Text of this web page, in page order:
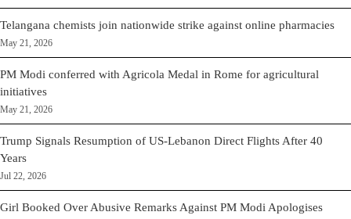
Telangana chemists join nationwide strike against online pharmacies
May 21, 2026
PM Modi conferred with Agricola Medal in Rome for agricultural
initiatives
May 21, 2026
Trump Signals Resumption of US-Lebanon Direct Flights After 40
Years
Jul 22, 2026
Girl Booked Over Abusive Remarks Against PM Modi Apologises